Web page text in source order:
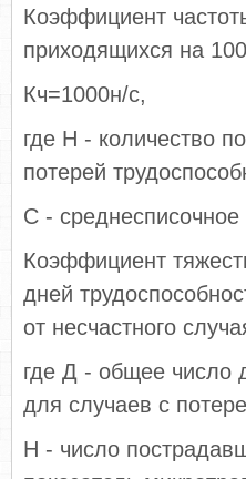
Коэффициент
приходящихся на
Кч=1000н/с,
где Н - количество
потерей
С -
Коэффициент
дней
от несчастного
где Д - общее число
для случаев с
Н - число